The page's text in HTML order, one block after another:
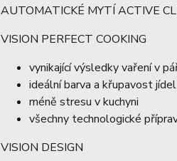
AUTOMATICKÉ MYTÍ ACTIVE
VISION PERFECT COOKING
vynikající výsledky vaření v
ideální barva a křupavost jídel
méně stresu v kuchyni
všechny technologické
VISION DESIGN